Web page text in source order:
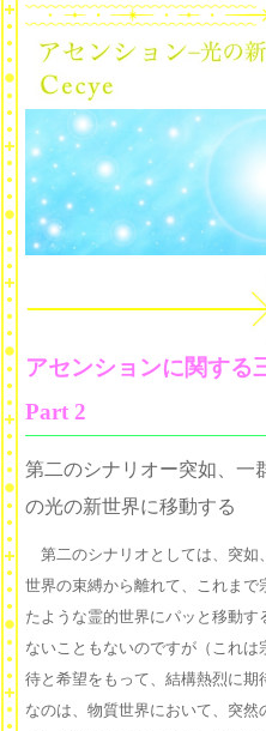
アセンションに関す
Part 2
第二のシナリオー突如、一
の光の新世界に移動する
第二のシナリオとしては、突如
世界の束縛から離れて、これま
たような霊的世界にパッと移動
ないこともないのですが（これ
待と希望をもって、結構熱烈に
なのは、物質世界において、突